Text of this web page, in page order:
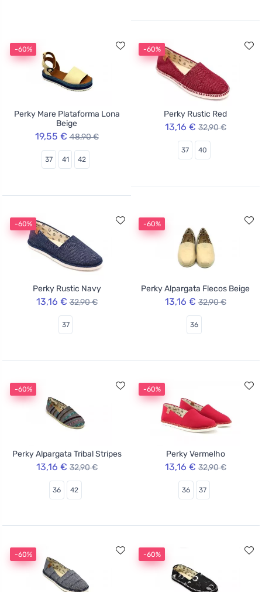
-60%
Perky Mare Plataforma Lona
Beige
19,55 € 48,90 €
37 41 42
-60%
Perky Rustic Red
13,16 € 32,90 €
37 40
-60%
Perky Rustic Navy
13,16 € 32,90 €
37
-60%
Perky Alpargata Flecos Beige
13,16 € 32,90 €
36
-60%
Perky Alpargata Tribal Stripes
13,16 € 32,90 €
36 42
-60%
Perky Vermelho
13,16 € 32,90 €
36 37
-60% -60%